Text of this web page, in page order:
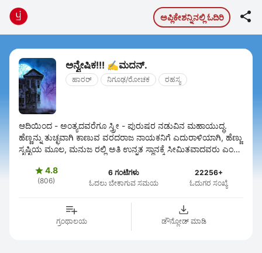
ಅಪ್ಲಿಕೇಶನ್ನಿನಲ್ಲಿ ಓದಿರಿ 
ಅನ್ವೇಷಿಕ!!! ✍️ಮದನ್.
ಹಾರರ್ ನಿಗೂಢ/ರೋಚಕ ರಹಸ್ಯ
ಆದಿಯಿಂದ - ಅಂತ್ಯದವರೆಗೂ ಸ್ತ್ರೀ - ಪುರುಷರ ನಡುವಿನ ಮಹಾಯುದ್ಧ.
ಹೆಣ್ಣನ್ನು ತುಚ್ಛವಾಗಿ ಕಾಣುವ ವರದರಾಜ ನಾಯಕನಿಗೆ ಎದುರಾಳಿಯಾಗಿ, ಹೆಣ್ಣು
ಸೃಷ್ಟಿಯ ಮೂಲ, ಮನುಜ ರಲ್ಲಿ ಅತಿ ಉನ್ನತ ಸ್ಥಾನಕ್ಕೆ ಸೀಮಿತವಾದವರು ಎಂದು
4.8
(806)
6 ಗಂಟೆಗಳು
ಓದಲು ಬೇಕಾಗುವ ಸಮಯ
22256+
ಓದುಗರ ಸಂಖ್ಯೆ
ಗ್ರಂಥಾಲಯ ಡೌನ್ಲೋಡ್ ಮಾಡಿ